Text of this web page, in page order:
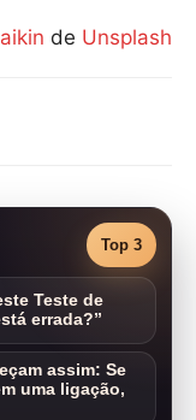
de Unsplash
Top 3
Teste de
errada?”
assim: Se
uma ligação,